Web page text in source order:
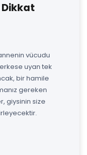
Dikkat
vücudu
uyan tek
bir hamile
gereken
giysinin size